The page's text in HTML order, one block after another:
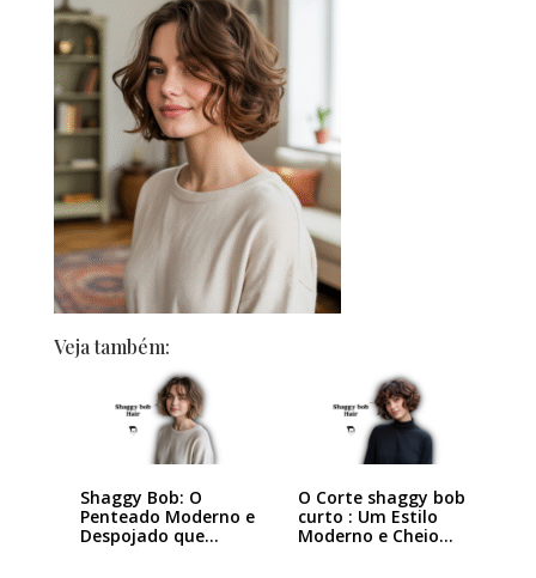
Veja também:
Shaggy Bob: O
Penteado Moderno e
Despojado que
O Corte shaggy bob
curto : Um Estilo
Moderno e Cheio…